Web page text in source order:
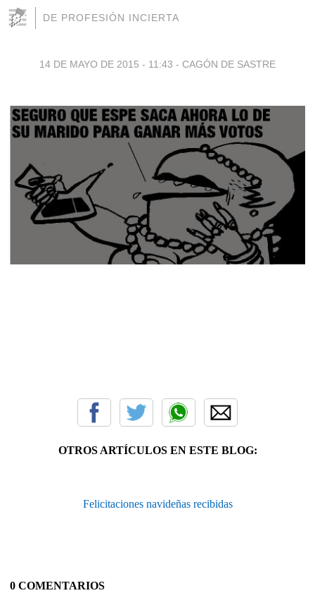
DE PROFESIÓN INCIERTA
14 DE MAYO DE 2015 - 11:43 - CAGÓN DE SASTRE
OTROS ARTÍCULOS EN ESTE BLOG:
Felicitaciones navideñas recibidas
0 COMENTARIOS